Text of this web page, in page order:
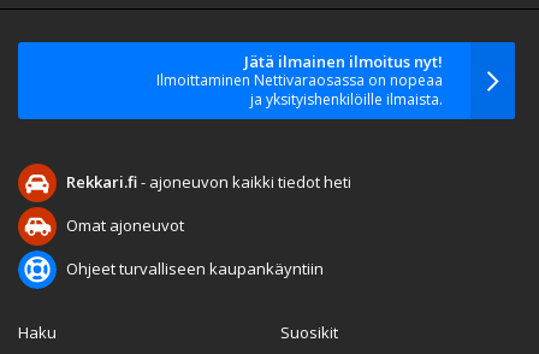
Jätä ilmainen ilmoitus nyt!
Ilmoittaminen Nettivaraosassa on nopeaa
ja yksityishenkilöille ilmaista.
Rekkari.fi- ajoneuvon kaikki tiedot heti
Omat ajoneuvot
Ohjeet turvalliseen kaupankäyntiin
Haku
Suosikit